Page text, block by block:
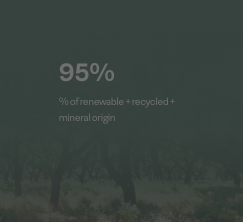
95%
% of renewable + recycled +
mineral origin